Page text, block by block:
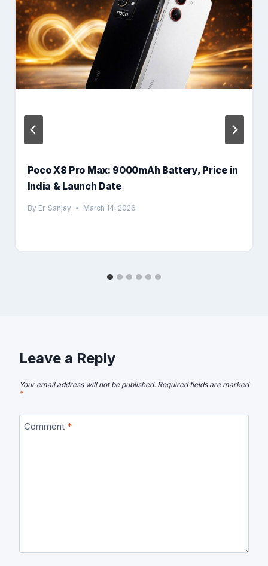
Poco X8 Pro Max: 9000mAh Battery, Price in
India & Launch Date
By Er. Sanjay March 14, 2026
Leave a Reply
Your email address will not be published. Required fields are marked
*
Comment *